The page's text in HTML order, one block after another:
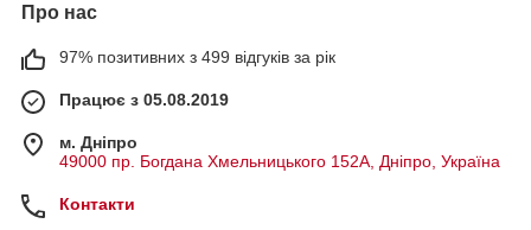
Про нас
97% позитивних з 499 відгуків за рік
Працює з 05.08.2019
м. Дніпро
49000 пр. Богдана Хмельницького 152А, Дніпро, Україна
Контакти